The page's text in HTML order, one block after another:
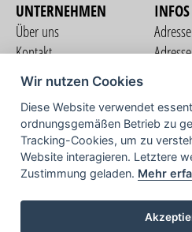
UNTERNEHMEN
Über uns
Kontakt
Nutzungsbedingungen
Datenschutzerklärung
Impressum
INFOS
Wir nutzen Cookies
Diese Website verwendet
ordnungsgemäßen Betrieb zu
Tracking-Cookies, um zu
Website interagieren. Letztere
Zustimmung geladen. Mehr